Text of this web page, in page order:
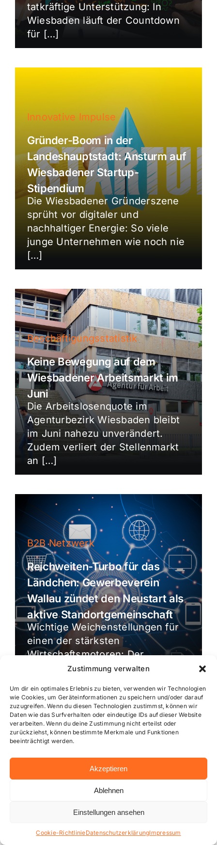
Zustimmung verwalten
Um dir ein optimales Erlebnis zu bieten, verwenden wir Technologien
wie Cookies, um Geräteinformationen zu speichern und/oder darauf
zuzugreifen. Wenn du diesen Technologien zustimmst, können wir
Daten wie das Surfverhalten oder eindeutige IDs auf dieser Website
verarbeiten. Wenn du deine Zustimmung nicht erteilst oder
zurückziehst, können bestimmte Merkmale und Funktionen
beeinträchtigt werden.
Akzeptieren
Ablehnen
Einstellungen ansehen
Cookie-RichtlinieDatenschutzerklärungImpressum
tatkräftige Unterstützung: In
Wiesbaden läuft der Countdown
für […]
Innovative Impulse
Gründer-Boom in der
Landeshauptstadt: Ansturm auf
Wiesbadener Startup-
Stipendium
Die Wiesbadener Gründerszene
sprüht vor digitaler und
nachhaltiger Energie: So viele
junge Unternehmen wie noch nie
[…]
Beschäftigungsstatistik
Keine Bewegung auf dem
Wiesbadener Arbeitsmarkt im
Juni
Die Arbeitslosenquote im
Agenturbezirk Wiesbaden bleibt
im Juni nahezu unverändert.
Zudem verliert der Stellenmarkt
an […]
B2B Netzwerk
Reichweiten-Turbo für das
Ländchen: Gewerbeverein
Wallau zündet den Neustart als
aktive Standortgemeinschaft
Wichtige Weichenstellungen für
einen der stärksten
Wirtschaftsmotoren: Der
Gewerbeverein Wallau bläst zum